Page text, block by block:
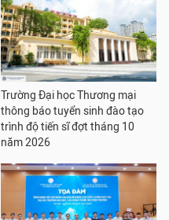
Trường Đại học Thương mại
thông báo tuyển sinh đào tạo
trình độ tiến sĩ đợt tháng 10
năm 2026